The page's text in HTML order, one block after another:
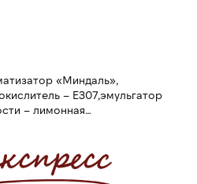
«Миндаль»,
– Е307,эмульгатор
– лимонная